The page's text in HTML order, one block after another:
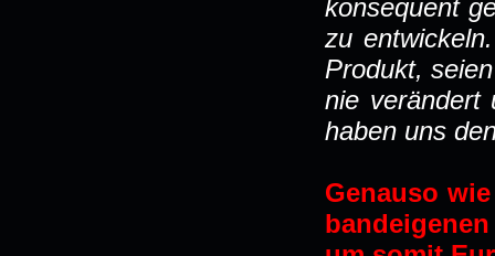
konsequent
zu
Produkt,
nie verändert
haben uns
Genauso